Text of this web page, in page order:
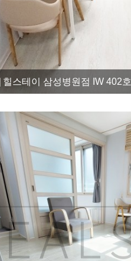
힐스테이 삼성병원점 IW 402호